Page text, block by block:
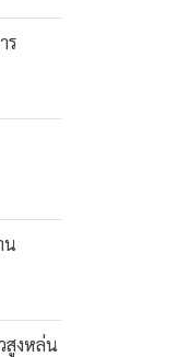
ร
น
สูงหล่น